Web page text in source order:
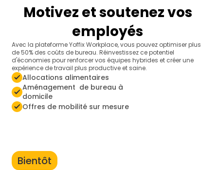
Motivez et soutenez vos
employés
Avec la plateforme Yoffix Workplace, vous pouvez optimiser plus
de 50% des coûts de bureau. Réinvestissez ce potentiel
d'économies pour renforcer vos équipes hybrides et créer une
expérience de travail plus productive et saine.
Allocations alimentaires
Aménagement  de bureau à
domicile
Offres de mobilité sur mesure
Bientôt